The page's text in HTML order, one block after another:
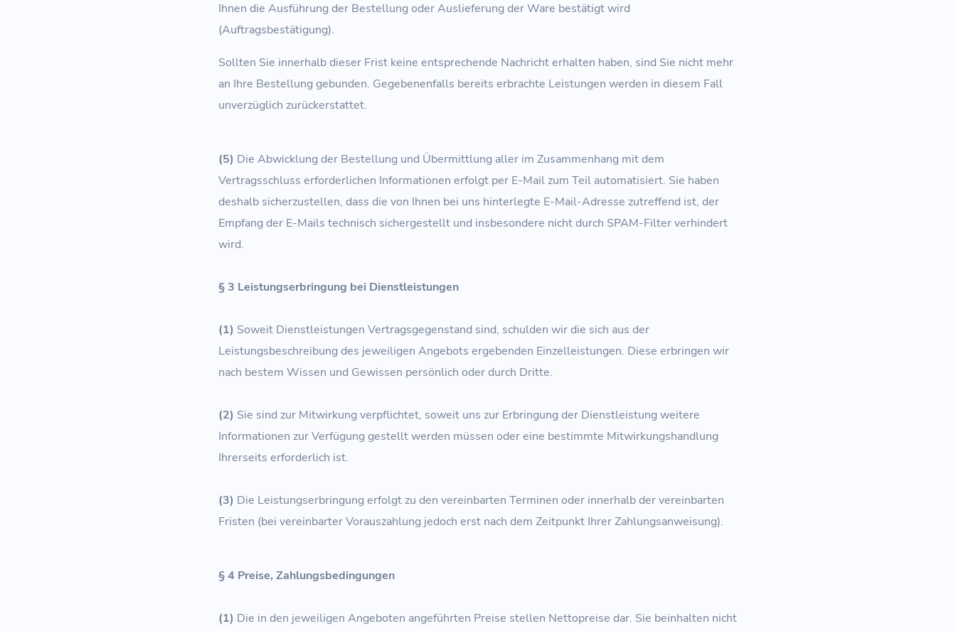
Ihnen die Ausführung der Bestellung oder Auslieferung der Ware bestätigt wird
(Auftragsbestätigung).
Sollten Sie innerhalb dieser Frist keine entsprechende Nachricht erhalten haben, sind Sie nicht mehr
an Ihre Bestellung gebunden. Gegebenenfalls bereits erbrachte Leistungen werden in diesem Fall
unverzüglich zurückerstattet.
(5) Die Abwicklung der Bestellung und Übermittlung aller im Zusammenhang mit dem
Vertragsschluss erforderlichen Informationen erfolgt per E-Mail zum Teil automatisiert. Sie haben
deshalb sicherzustellen, dass die von Ihnen bei uns hinterlegte E-Mail-Adresse zutreffend ist, der
Empfang der E-Mails technisch sichergestellt und insbesondere nicht durch SPAM-Filter verhindert
wird.
§ 3 Leistungserbringung bei Dienstleistungen
(1) Soweit Dienstleistungen Vertragsgegenstand sind, schulden wir die sich aus der
Leistungsbeschreibung des jeweiligen Angebots ergebenden Einzelleistungen. Diese erbringen wir
nach bestem Wissen und Gewissen persönlich oder durch Dritte.
(2) Sie sind zur Mitwirkung verpflichtet, soweit uns zur Erbringung der Dienstleistung weitere
Informationen zur Verfügung gestellt werden müssen oder eine bestimmte Mitwirkungshandlung
Ihrerseits erforderlich ist.
(3) Die Leistungserbringung erfolgt zu den vereinbarten Terminen oder innerhalb der vereinbarten
Fristen (bei vereinbarter Vorauszahlung jedoch erst nach dem Zeitpunkt Ihrer Zahlungsanweisung).
§ 4 Preise, Zahlungsbedingungen
(1) Die in den jeweiligen Angeboten angeführten Preise stellen Nettopreise dar. Sie beinhalten nicht